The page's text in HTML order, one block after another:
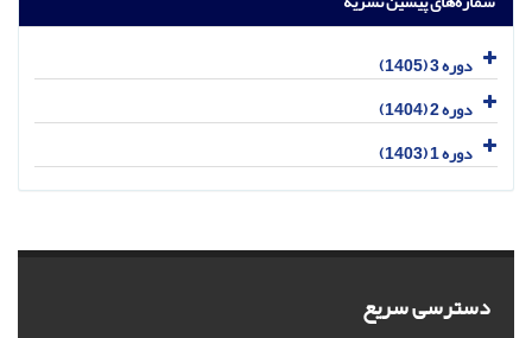
دوره 3 (1405)
دوره 2 (1404)
دوره 1 (1403)
دسترسی سریع